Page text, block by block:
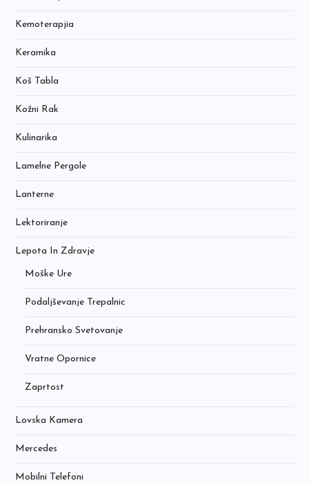
Kemoterapjia
Keramika
Koš Tabla
Kožni Rak
Kulinarika
Lamelne Pergole
Lanterne
Lektoriranje
Lepota In Zdravje
Moške Ure
Podaljševanje Trepalnic
Prehransko Svetovanje
Vratne Opornice
Zaprtost
Lovska Kamera
Mercedes
Mobilni Telefoni